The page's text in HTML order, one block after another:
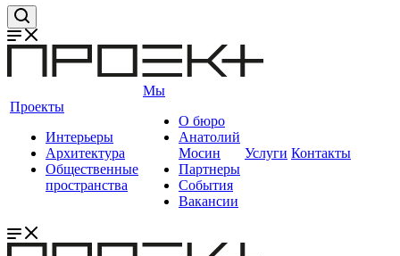
Проекты
Интерьеры
Архитектура
Общественные
пространства
Мы
О бюро
Анатолий
Мосин
Партнеры
События
Вакансии
Услуги Контакты